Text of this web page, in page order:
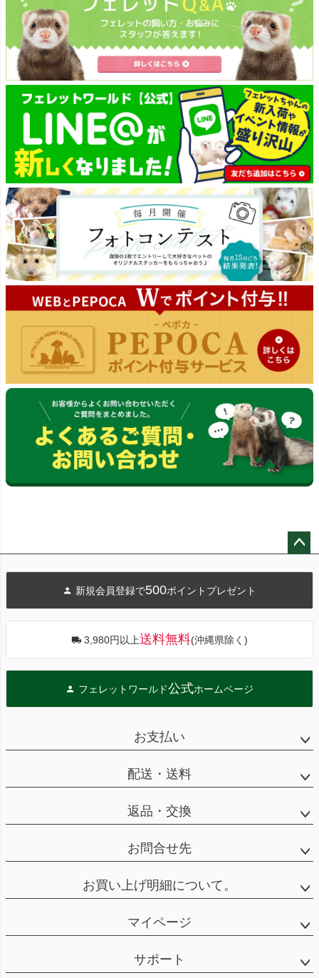
へ
新規会員登録で500ポイントプレゼント
3,980円以上送料無料(沖縄県除く)
フェレットワールド公式ホームページ
お支払い
配送・送料
返品・交換
お問合せ先
お買い上げ明細について。
マイページ
サポート